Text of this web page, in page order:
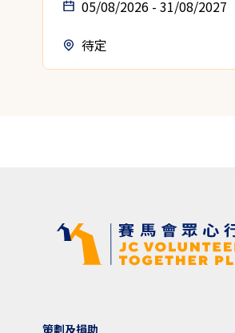
05/08/2026 - 31/08/2027
待定
策劃及捐助